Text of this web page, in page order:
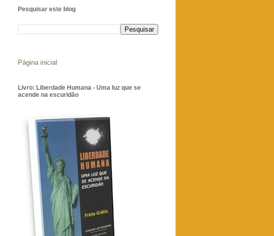
Pesquisar este blog
Página inicial
Livro: Liberdade Humana - Uma luz que se
acende na escuridão